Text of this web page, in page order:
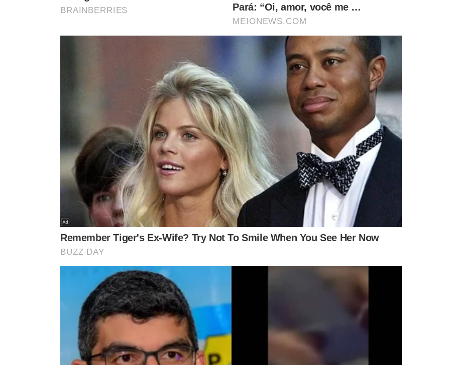
Outro argumento é que os fundamentos para a prisão — como a existência de outras ações penais, uma
condenação anterior por receptação e registros policiais sem inquérito — não caracterizam risco real à ordem
pública, principalmente quando outros corréus, com antecedentes mais graves, já foram liberados.
TJ-PI SOLICITA ESCLARECIMENTOS
desembargador Pedro de Alcântara da Silva Macedo, determinou que aVara de Delitos de
Organização Criminosa de Teresina
envie, em até cinco dias, informações completas sobre o caso, incluindo a
decisão que manteve a prisão e documentos correlatos.
Após essa etapa, o processo será encaminhado ao
Ministério Público Superiorpara parecer, antes de retornar ao
relator para julgamento.
CONEXÃO COM A OPERAÇÃO ESCUDO ELEITORAL
A vereadoraTatiana Medeirosfoi presa pelaPolícia Federalem3 de abril de 2025, durante a segunda fase da
Operação Escudo Eleitoral
dinheiro, peculato e falsidade ideológica.
A investigação aponta suposta ligação da parlamentar com a facção
, e que a relação com Alandilson
teria influenciado as eleições de 2024, com possível financiamento de campanha em troca de influência política e
manipulação de eleitores por integrantes da facção.
ONG SOB SUSPEITA
Na decisão que determinou a prisão da vereadora, o
1º Juízo de Garantias da Justiça Eleitoral no Piauí
suspendeu as atividades da ONG
Instituto Vamos Juntos
. Há suspeita de que Tatiana teria usado a entidade para
lavar recursos oriundos do crime e empregá-los no pleito municipal.